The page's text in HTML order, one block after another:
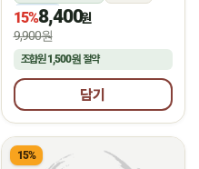
냉동
15%8,400원
9,900원
조합원1,500원절약
담기
15%